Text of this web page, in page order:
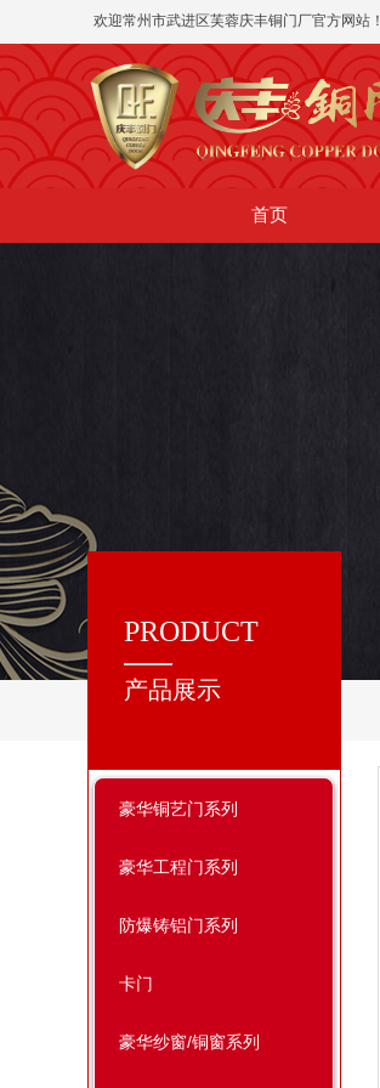
欢迎常州市武进区芙蓉庆丰铜门厂官方网站！
首页
产品展示
PRODUCT
豪华铜艺门系列
豪华工程门系列
防爆铸铝门系列
卡门
豪华纱窗/铜窗系列